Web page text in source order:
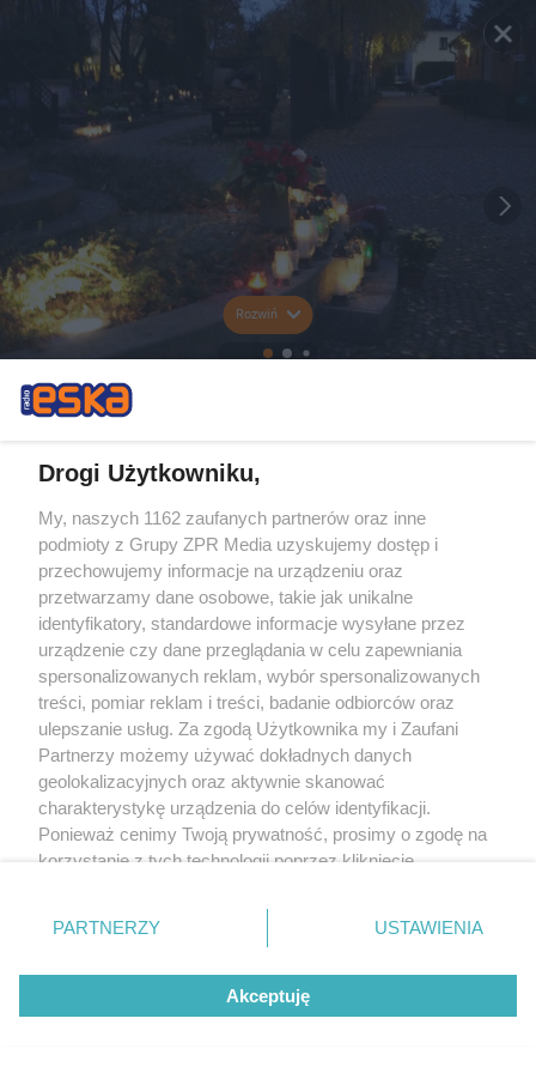
Rozwiń
Drogi Użytkowniku,
My, naszych 1162 zaufanych partnerów oraz inne
podmioty z Grupy ZPR Media uzyskujemy dostęp i
przechowujemy informacje na urządzeniu oraz
przetwarzamy dane osobowe, takie jak unikalne
identyfikatory, standardowe informacje wysyłane przez
urządzenie czy dane przeglądania w celu zapewniania
spersonalizowanych reklam, wybór spersonalizowanych
treści, pomiar reklam i treści, badanie odbiorców oraz
ulepszanie usług. Za zgodą Użytkownika my i Zaufani
Partnerzy możemy używać dokładnych danych
geolokalizacyjnych oraz aktywnie skanować
charakterystykę urządzenia do celów identyfikacji.
Ponieważ cenimy Twoją prywatność, prosimy o zgodę na
korzystanie z tych technologii poprzez kliknięcie
zmienić/wycofać klikając przycisk ustawień prywatności
znajdujący się w lewym dolnym rogu strony
rodzaje przetwarzania danych nie wymagają zgody
użytkownika, ale masz prawo sprzeciwić się takiemu
przetwarzaniu. Preferencje będą miały zastosowanie tylko
PARTNERZY USTAWIENIA
Akceptuję